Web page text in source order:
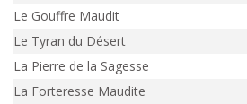
Le Gouffre Maudit
Le Tyran du Désert
La Pierre de la Sagesse
La Forteresse Maudite